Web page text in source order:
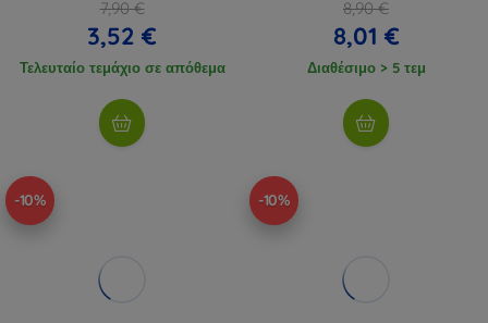
7,90 €
3,52 €
Τελευταίο τεμάχιο σε απόθεμα
8,90 €
8,01 €
Διαθέσιμο > 5 τεμ
-10% -10%